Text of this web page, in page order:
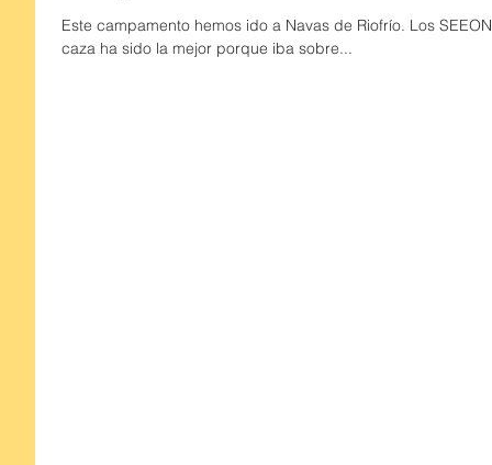
Este campamento hemos ido a Navas de Riofrío. Los SEEONEE que son los mejores, como no,
caza ha sido la mejor porque iba sobre...